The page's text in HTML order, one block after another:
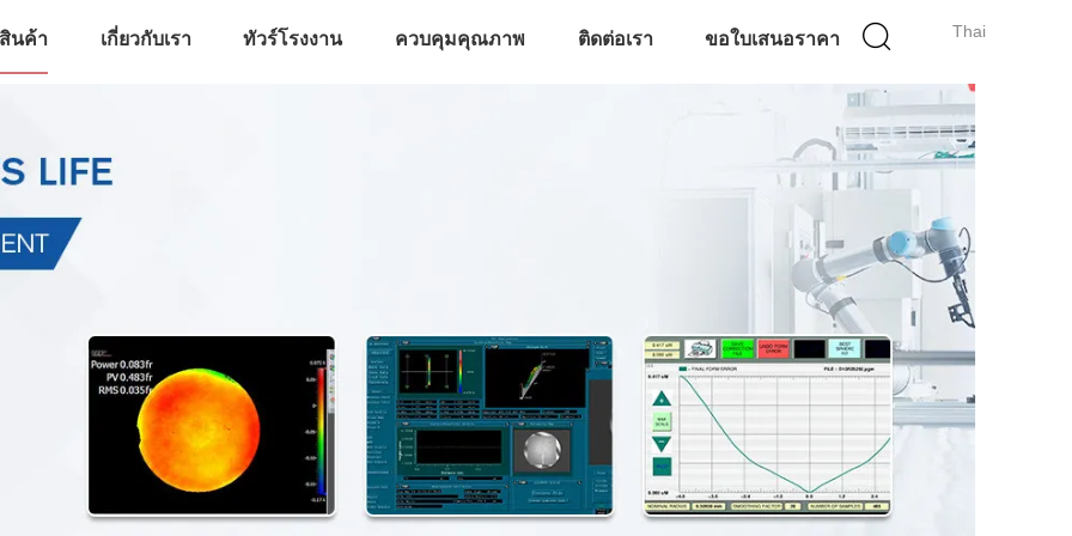
Thai
สินค้า เกี่ยวกับเรา ทัวร์โรงงาน ควบคุมคุณภาพ ติดต่อเรา ขอใบเสนอราคา